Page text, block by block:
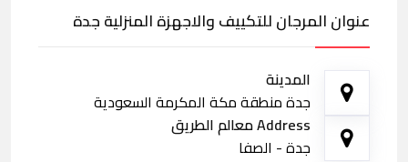
عنوان المرجان للتكييف والاجهزة المنزلية جدة
المدينة
جدة منطقة مكة المكرمة السعودية
Address معالم الطريق
جدة - الصفا